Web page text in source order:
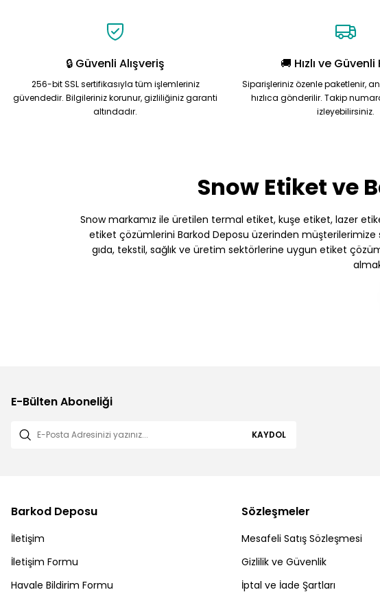
Bu ürüne benzer farklı alternatifler olmalı.
🔒 Güvenli Alışveriş
256-bit SSL sertifikasıyla tüm işlemleriniz
güvendedir. Bilgileriniz korunur, gizliliğiniz garanti
altındadır.
🚚 Hızlı ve
Siparişleriniz özenle paketlenir,
hızlıca gönderilir. Takip
izleyebilirsiniz.
Snow Etiket ve
Snow markamız ile üretilen termal etiket, kuşe etiket, lazer
etiket çözümlerini Barkod Deposu üzerinden müşterilerimize
gıda, tekstil, sağlık ve üretim sektörlerine uygun etiket
E-Bülten Aboneliği
KAYDOL
Barkod Deposu
İletişim
İletişim Formu
Havale Bildirim Formu
Sözleşmeler
Mesafeli Satış Sözleşmesi
Gizlilik ve Güvenlik
İptal ve İade Şartları